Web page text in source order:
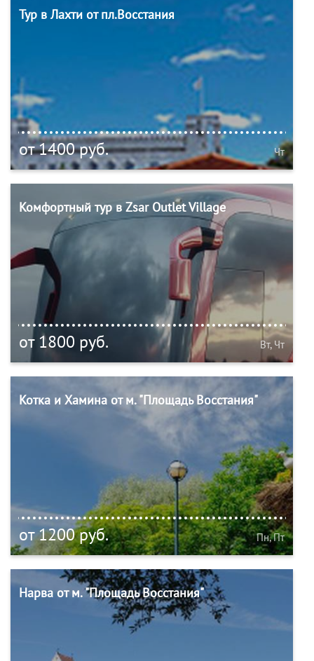
Тур в Лахти от пл.Восстания
от 1400 руб. Чт
Комфортный тур в Zsar Outlet Village
от 1800 руб. Вт, Чт
Котка и Хамина от м. "Площадь Восстания"
от 1200 руб. Пн, Пт
Нарва от м. "Площадь Восстания"